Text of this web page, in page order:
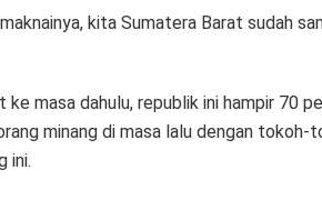
kita Sumatera Barat sudah
ke masa dahulu, republik ini hampir 70
minang di masa lalu dengan
ini.